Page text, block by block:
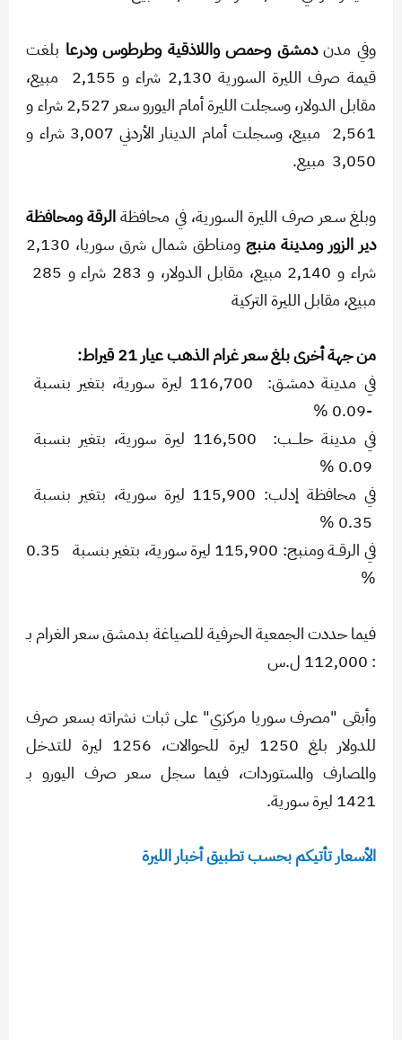
وفي مدندمشق وحمص واللاذقية وطرطوس ودرعا بلغت
قيمة صرف الليرة السورية 2,130 شراء و 2,155 مبيع،
مقابل الدولار، وسجلت الليرة أمام اليورو سعر 2,527 شراء و
2,561 مبيع، وسجلت أمام الدينار الأردني 3,007 شراء و
3,050 مبيع.
وبلغ سـعر صرف الليرة السورية، في محافظةالرقة ومحافظة
دير الزور ومدينة منبج
ومناطق شمال شرق سوريا، 2,130
مبيع، مقابل الليرة التركية
من جهة أخرى بلغ سعر غرام الذهب عيار 21 قيراط:
في مدينة دمشـق: 116,700 ليرة سورية، بتغير بنسبة
-0.09 %
في مدينة حلـــب: 116,500 ليرة سورية، بتغير بنسبة
في محافظة إدلب: 115,900 ليرة سورية، بتغير بنسبة
في الرقــة ومنبج: 115,900 ليرة سورية، بتغير بنسبة 0.35
%
فيما حددت الجمعية الحرفية للصياغة بدمشق سعر الغرام بـ
: 112,000 ل.س
وأبقى "مصرف سوريا مركزي" على ثبات نشراته بسعر صرف
للدولار بلغ 1250 ليرة للحوالات، 1256 ليرة للتدخل
والمصارف والمستوردات، فيما سجل سعر صرف اليورو بـ
1421 ليرة سورية.
الأسعار تأتيكم بحسب تطبيق أخبار الليرة